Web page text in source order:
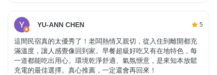
YU-ANN CHEN 5
這間民宿真的太優秀了！老闆熱情又親切，從入住到離開都充
滿溫度，讓人感覺像回到家。早餐超級好吃又有在地特色，每
一道都能吃出用心。環境乾淨舒適、氣氛愜意，是來知本放鬆
充電的最佳選擇。真心推薦，一定還會再回來！